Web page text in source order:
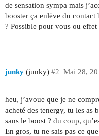
de sensation sympa mais
booster ça enlève du contact
? Possible pour vous ou
junky (junky) Mai 28,
#2
heu, j’avoue que je ne
acheté des tenergy, tu les as
sans le boost ? du coup,
En gros, tu ne sais pas ce